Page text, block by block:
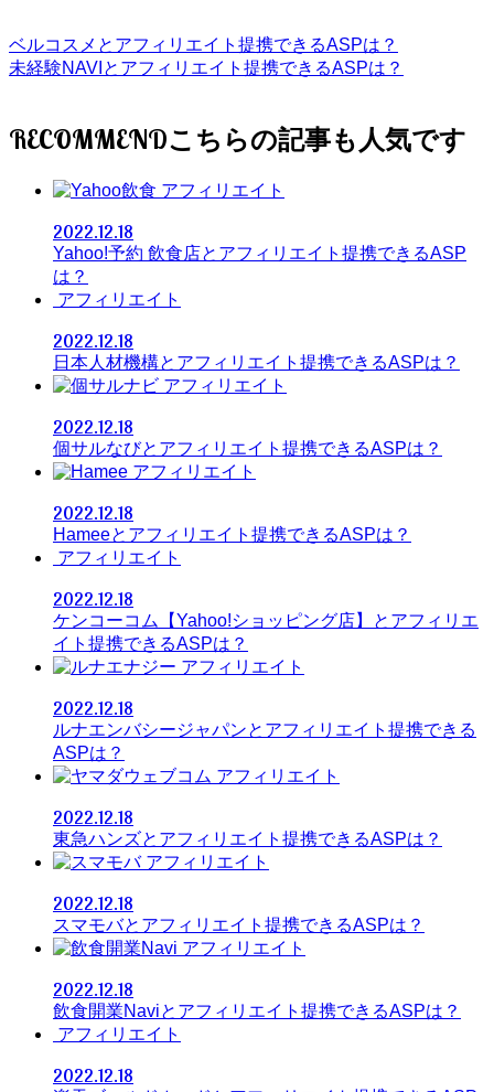
ベルコスメとアフィリエイト提携できるASPは？
未経験NAVIとアフィリエイト提携できるASPは？
RECOMMEND
アフィリエイト
2022.12.18
Yahoo!予約 飲食店とアフィリエイト提携できるASP
は？
アフィリエイト
2022.12.18
日本人材機構とアフィリエイト提携できるASPは？
アフィリエイト
2022.12.18
個サルなびとアフィリエイト提携できるASPは？
アフィリエイト
2022.12.18
Hameeとアフィリエイト提携できるASPは？
アフィリエイト
2022.12.18
ケンコーコム【Yahoo!ショッピング店】とアフィリエ
イト提携できるASPは？
アフィリエイト
2022.12.18
ルナエンバシージャパンとアフィリエイト提携できる
ASPは？
アフィリエイト
2022.12.18
東急ハンズとアフィリエイト提携できるASPは？
アフィリエイト
2022.12.18
スマモバとアフィリエイト提携できるASPは？
アフィリエイト
2022.12.18
飲食開業Naviとアフィリエイト提携できるASPは？
アフィリエイト
2022.12.18